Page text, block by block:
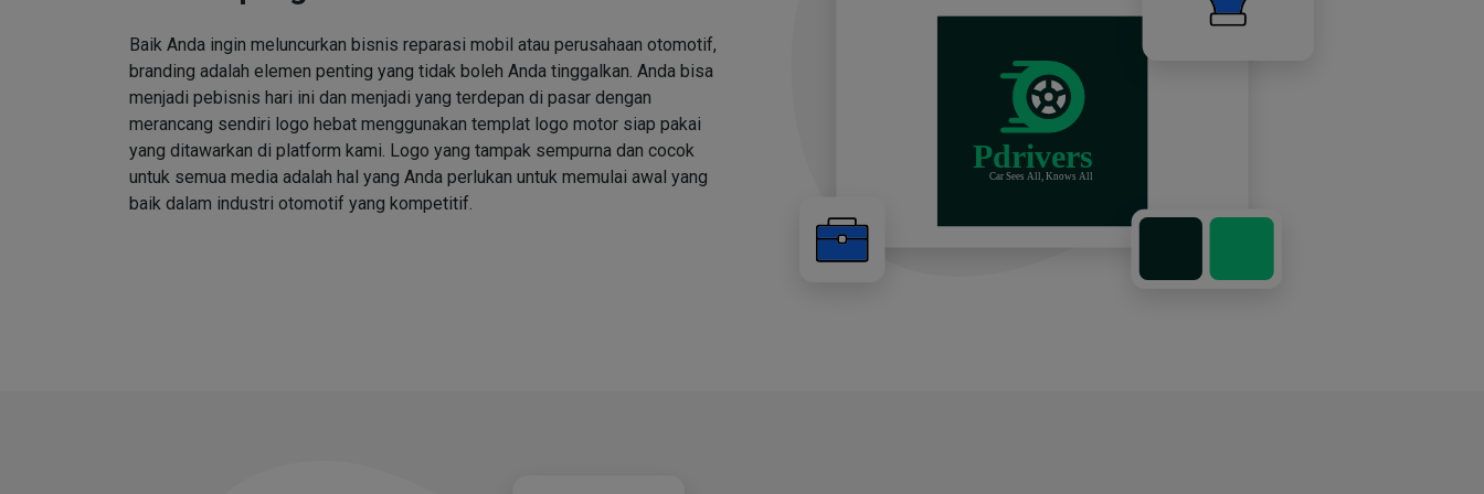
Baik Anda ingin meluncurkan bisnis reparasi mobil atau perusahaan otomotif,
branding adalah elemen penting yang tidak boleh Anda tinggalkan. Anda bisa
menjadi pebisnis hari ini dan menjadi yang terdepan di pasar dengan
merancang sendiri logo hebat menggunakan templat logo motor siap pakai
yang ditawarkan di platform kami. Logo yang tampak sempurna dan cocok
untuk semua media adalah hal yang Anda perlukan untuk memulai awal yang
baik dalam industri otomotif yang kompetitif.